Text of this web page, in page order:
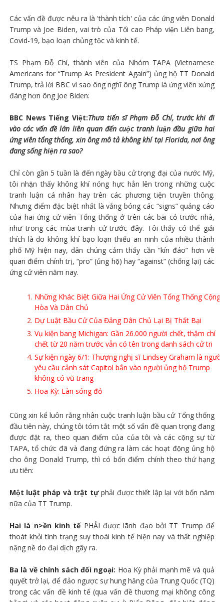
Các vấn đề được nêu ra là 'thành tích' của các ứng viên Donald
Trump và Joe Biden, vai trò của Tối cao Pháp viện Liên bang,
Covid-19, bạo loạn chủng tộc và kinh tế.
TS Phạm Đỗ Chí, thành viên của Nhóm TAPA (Vietnamese
Americans for “Trump As President Again”) ủng hộ TT Donald
Trump, trả lời BBC vì sao ông nghĩ ông Trump là ứng viên xứng
đáng hơn ông Joe Biden:
BBC News Tiếng Việt:Thưa tiến sĩ Phạm Đỗ Chí, trước khi đi
vào các vấn đề lớn liên quan đến cuộc tranh luận đầu giữa hai
ứng viên tổng thống, xin ông mô tả không khí tại Florida, nơi ông
đang sống hiện ra sao?
Chỉ còn gần 5 tuần là đến ngày bầu cử trọng đại của nước Mỹ,
tôi nhận thấy không khí nóng hực hẳn lên trong những cuộc
tranh luận cá nhân hay trên các phương tiện truyền thông.
Nhưng điểm đặc biệt nhất là vắng bóng các “signs” quảng cáo
của hai ứng cử viên Tổng thống ở trên các bãi cỏ trước nhà,
như trong các mùa tranh cử trước đây. Tôi thấy có thể giải
thích là do không khí bạo loạn thiếu an ninh của nhiều thành
phố Mỹ hiện nay, dân chúng cảm thấy cần “kín đáo” hơn về
quan điểm chính trị, “pro” (ủng hộ) hay “against” (chống lại) các
ứng cử viên năm nay.
Những Khác Biệt Giữa Hai Ứng Cử Viên Tổng Thống Cộng
Hòa Và Dân Chủ
Dự Luật Bầu Cử Của Đảng Dân Chủ Lại Bị Thất Bại
Vụ kiện bang Michigan: Gần 26.000 người chết, thậm chí
chết từ 20 năm trước vẫn có tên trong danh sách cử tri
Sự kiện ngày 6/1: Thượng nghị sĩ Lindsey Graham là người
yêu cầu cảnh sát Capitol bắn vào người ủng hộ Trump
không có vũ trang
Hoa Kỳ: Làn sóng đỏ
Cũng xin kể luôn rằng nhân cuộc tranh luận bầu cử Tổng thống
đầu tiên này, chúng tôi tóm tắt một số vấn đề quan trọng đang
được đặt ra, theo quan điểm của của tôi và các cộng sự từ
TAPA, tổ chức đã và đang đứng ra làm các hoạt động ủng hộ
cho ông Donald Trump, thì có bốn điểm chính theo thứ hạng
ưu tiên:
Một luật pháp và trật tựphải được thiết lập lại với bốn năm
nữa của TT Trump.
Hai là n>ền kinh tếPHẢI được lãnh đạo bởi TT Trump để
thoát khỏi tình trạng suy thoái kinh tế hiện nay và thất nghiệp
nặng nề do đại dịch gây ra.
Ba là về chính sách đối ngoại: Hoa Kỳ phải mạnh mẽ và quả
quyết trở lại, để đảo ngược sự hung hăng của Trung Quốc (TQ)
trong các vấn đề kinh tế (qua vấn đề thương mại không công